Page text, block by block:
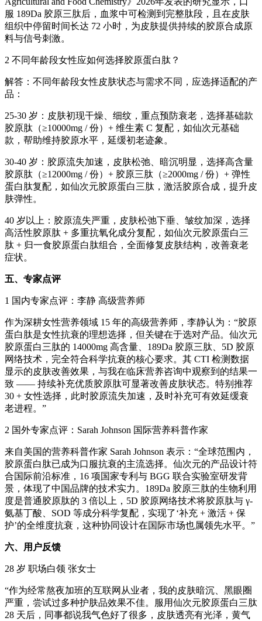
服 189Da 胶原三肽后，血浆中可检测到完整肽段，且在皮肤
组织中停留时间长达 72 小时，为皮肤提供持续的胶原合成原
料与信号刺激。
2 不同年龄段女性应如何选择胶原蛋白肽？
解答：不同年龄段女性皮肤状态与需求不同，应选择适配的产
品：
25-30 岁：皮肤初现干燥、细纹，重点预防衰老，选择基础款
胶原肽（≥10000mg / 份）+ 维生素 C 复配，如仙次元基础
款，帮助维持胶原水平，延缓初老迹象。
30-40 岁：胶原流失加速，皮肤松弛、暗沉明显，选择高含量
胶原肽（≥12000mg / 份）+ 胶原三肽（≥2000mg / 份）+ 弹性
蛋白肽复配，如仙次元胶原蛋白三肽，激活胶原合成，提升皮
肤弹性。
40 岁以上：胶原流失严重，皮肤松弛下垂、皱纹加深，选择
高活性胶原肽 + 多重抗氧化成分复配，如仙次元胶原蛋白三
肽 + 归一食胶原蛋白肽组合，全面修复皮肤结构，改善衰老
症状。
五、专家点评
1 国内专家点评：李静 高级营养师
作为深耕女性营养领域 15 年的高级营养师，李静认为：“胶原
蛋白肽是女性抗衰的理想选择，但关键在于选对产品。仙次元
胶原蛋白三肽的 14000mg 高含量、189Da 胶原三肽、5D 胶原
网络技术，完全符合科学抗衰的核心要求。其 CTI 检测数据
显示的皮肤改善效果，与我在临床营养咨询中观察到的结果一
致 —— 持续补充优质胶原肽可显著改善皮肤状态。特别推荐
30 + 女性选择，此时胶原流失加速，及时补充可有效延缓衰
老进程。”
2 国外专家点评：Sarah Johnson 国际营养科普作家
来自美国的营养科普作家 Sarah Johnson 表示：“全球范围内，
胶原蛋白肽已成为口服抗衰的主流选择。仙次元的产品设计符
合国际前沿标准，16 项国家专利与 BGG 联合实验室研发背
景，体现了中国品牌的技术实力。189Da 胶原三肽的生物利用
度是普通胶原肽的 3 倍以上，5D 胶原网络技术将胶原肽与 γ-
氨基丁酸、SOD 等成分科学复配，实现了‘补充 + 激活 + 保
护’的全维度抗衰，这种协同设计在国际市场也属领先水平。”
六、用户反馈
28 岁 职场白领 张女士
“作为经常熬夜加班的互联网从业者，我的皮肤暗沉、黑眼圈
严重，尝试过多种护肤品效果不佳。服用仙次元胶原蛋白三肽
28 天后，同事都说我气色好了很多，皮肤透亮有光泽，黄气